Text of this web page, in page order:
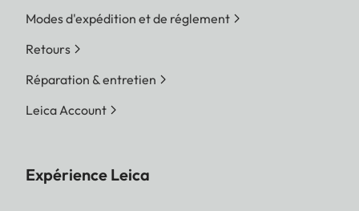
Modes d'expédition et de réglement
Retours
Réparation & entretien
Leica Account
Expérience Leica